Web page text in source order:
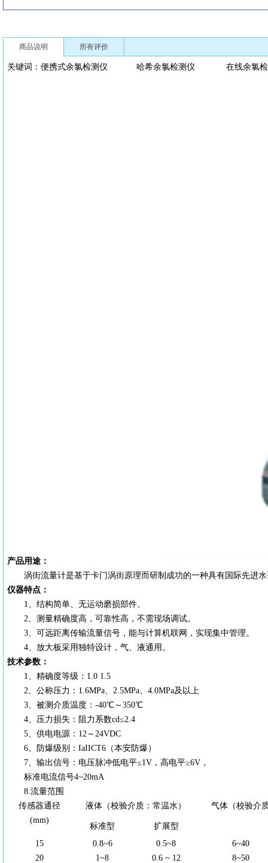
商品说明 所有评价
关键词：便携式余氯检测仪 哈希余氯检测仪 在线余氯检
产品用途：
涡街流量计是基于卡门涡街原理而研制成功的一种具有国际先进
仪器特点：
1、结构简单、无运动磨损部件。
2、测量精确度高，可靠性高，不需现场调试。
3、可远距离传输流量信号，能与计算机联网，实现集中管理。
4、放大板采用独特设计，气、液通用。
技术参数：
1、精确度等级：1.0 1.5
2、公称压力：1.6MPa、2.5MPa、4.0MPa及以上
3、被测介质温度：-40℃～350℃
4、压力损失：阻力系数cd≤2.4
5、供电电源：12～24VDC
6、防爆级别：IaIICT6（本安防爆）
7、输出信号：电压脉冲低电平≤1V，高电平≥6V，
标准电流信号4~20mA
8.流量范围
传感器通径
(mm)
液体（校验介质：常温水） 气体（校验介
标准型
扩展型
15
0.8~6 0.5~8
6~40
20
1~8 0.6 ~ 12
8~50